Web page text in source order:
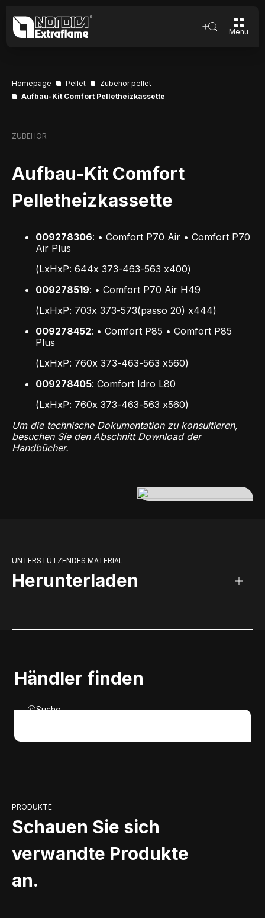
Menu
Homepage Pellet
Zubehör pellet
Aufbau-Kit Comfort Pelletheizkassette
ZUBEHÖR
Aufbau-Kit Comfort
Pelletheizkassette
009278306: • Comfort P70 Air • Comfort P70
Air Plus
(LxHxP: 644x 373-463-563 x400)
009278519: • Comfort P70 Air H49
(LxHxP: 703x 373-573(passo 20) x444)
009278452: • Comfort P85 • Comfort P85
Plus
(LxHxP: 760x 373-463-563 x560)
009278405: Comfort Idro L80
(LxHxP: 760x 373-463-563 x560)
Um die technische Dokumentation zu konsultieren,
besuchen Sie den Abschnitt Download der
Handbücher.
UNTERSTÜTZENDES MATERIAL
Herunterladen
Händler finden
Suche
PRODUKTE
Schauen Sie sich
verwandte Produkte
an.